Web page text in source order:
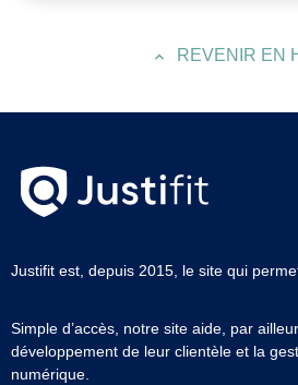
REVENIR EN
Justifit est, depuis 2015, le site qui
Simple d’accès, notre site aide, par
développement de leur clientèle et la
numérique.